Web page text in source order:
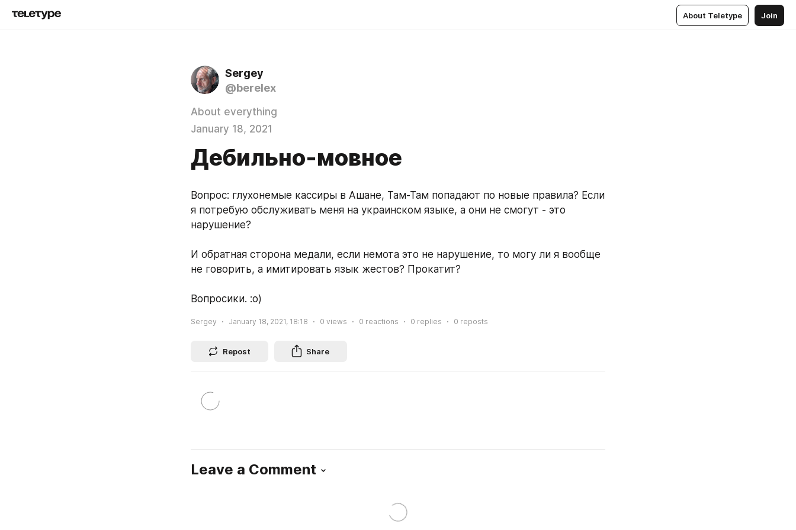
About Teletype Join
Sergey
@berelex
About everything
January 18, 2021
Дебильно-мовное
Вопрос: глухонемые кассиры в Ашане, Там-Там попадают по новые правила? Если
я потребую обслуживать меня на украинском языке, а они не смогут - это
нарушение?
И обратная сторона медали, если немота это не нарушение, то могу ли я вообще
не говорить, а имитировать язык жестов? Прокатит?
Вопросики. :о)
Sergey January 18, 2021, 18:18 0 views 0 reactions 0 replies 0 reposts
Repost Share
Leave a Comment